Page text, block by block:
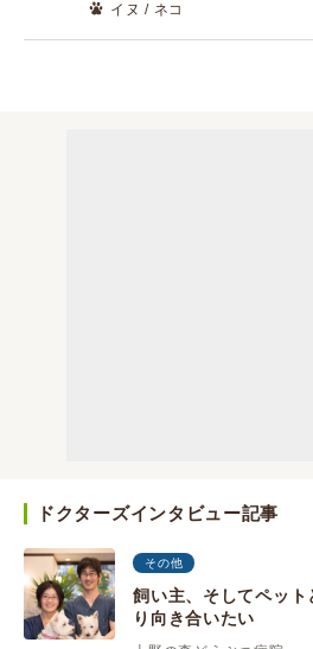
イヌ / ネコ
ドクターズインタビュー記事
その他
飼い主、そしてペット
り向き合いたい